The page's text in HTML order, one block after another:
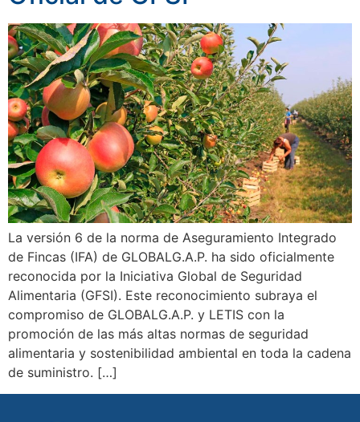
La versión 6 de la norma de Aseguramiento Integrado
de Fincas (IFA) de GLOBALG.A.P. ha sido oficialmente
reconocida por la Iniciativa Global de Seguridad
Alimentaria (GFSI). Este reconocimiento subraya el
compromiso de GLOBALG.A.P. y LETIS con la
promoción de las más altas normas de seguridad
alimentaria y sostenibilidad ambiental en toda la cadena
de suministro. […]